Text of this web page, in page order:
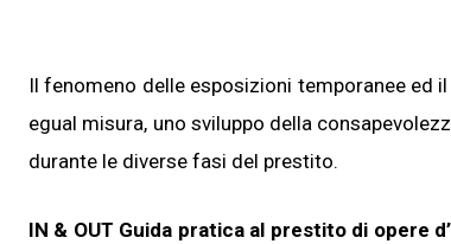
Il fenomeno delle esposizioni temporanee ed
egual misura, uno sviluppo della
durante le diverse fasi del prestito.
IN & OUT Guida pratica al prestito di opere